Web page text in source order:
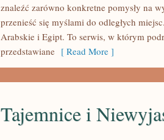
znaleźć zarówno konkretne pomysły na
przenieść się myślami do odległych
Arabskie i Egipt. To serwis, w którym
przedstawiane [ Read More ]
Tajemnice i